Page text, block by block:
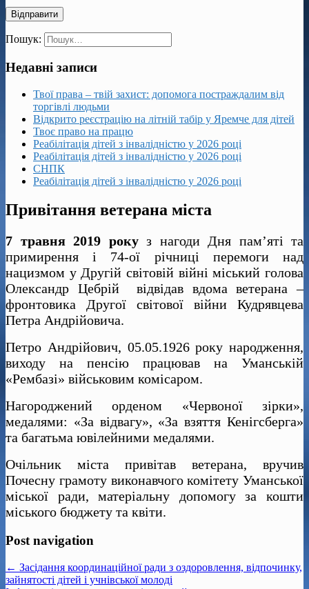
Пошук:
Недавні записи
Твої права – твій захист: допомога постраждалим від
торгівлі людьми
Відкрито реєстрацію на літній табір у Яремче для дітей
Твоє право на працю
Реабілітація дітей з інвалідністю у 2026 році
Реабілітація дітей з інвалідністю у 2026 році
СНПК
Реабілітація дітей з інвалідністю у 2026 році
Привітання ветерана міста
7 травня 2019 рокуз нагоди Дня пам’яті та
примирення і 74-ої річниці перемоги над
нацизмом у Другій світовій війні міський голова
Олександр Цебрій відвідав вдома ветерана –
фронтовика Другої світової війни Кудрявцева
Петра Андрійовича.
Петро Андрійович, 05.05.1926 року народження,
виходу на пенсію працював на Уманській
«Рембазі» військовим комісаром.
Нагороджений орденом «Червоної зірки»,
медалями: «За відвагу», «За взяття Кенігсберга»
та багатьма ювілейними медалями.
Очільник міста привітав ветерана, вручив
Почесну грамоту виконавчого комітету Уманської
міської ради, матеріальну допомогу за кошти
міського бюджету та квіти.
Post navigation
← Засідання координаційної ради з оздоровлення, відпочинку,
зайнятості дітей і учнівської молоді